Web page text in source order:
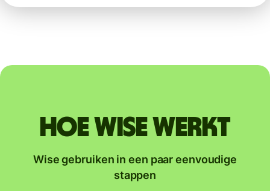
Hoe Wise werkt
Wise gebruiken in een paar eenvoudige
stappen